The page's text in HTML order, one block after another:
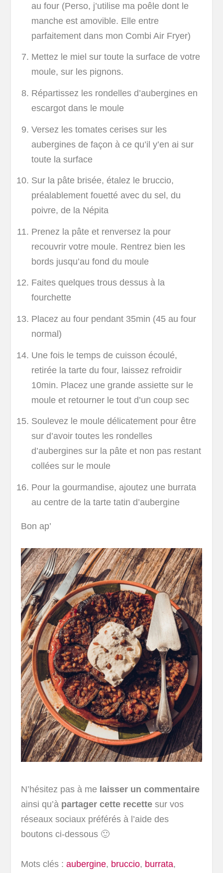
au four (Perso, j’utilise ma poêle dont le
manche est amovible. Elle entre
parfaitement dans mon Combi Air Fryer)
Mettez le miel sur toute la surface de votre
moule, sur les pignons.
Répartissez les rondelles d’aubergines en
escargot dans le moule
Versez les tomates cerises sur les
aubergines de façon à ce qu’il y’en ai sur
toute la surface
Sur la pâte brisée, étalez le bruccio,
préalablement fouetté avec du sel, du
poivre, de la Népita
Prenez la pâte et renversez la pour
recouvrir votre moule. Rentrez bien les
bords jusqu’au fond du moule
Faites quelques trous dessus à la
fourchette
Placez au four pendant 35min (45 au four
normal)
Une fois le temps de cuisson écoulé,
retirée la tarte du four, laissez refroidir
10min. Placez une grande assiette sur le
moule et retourner le tout d’un coup sec
Soulevez le moule délicatement pour être
sur d’avoir toutes les rondelles
d’aubergines sur la pâte et non pas restant
collées sur le moule
Pour la gourmandise, ajoutez une burrata
au centre de la tarte tatin d’aubergine
Bon ap’
N’hésitez pas à me laisser un commentaire
ainsi qu’à partager cette recette sur vos
réseaux sociaux préférés à l’aide des
boutons ci-dessous 🙂
Mots clés : aubergine, bruccio, burrata,